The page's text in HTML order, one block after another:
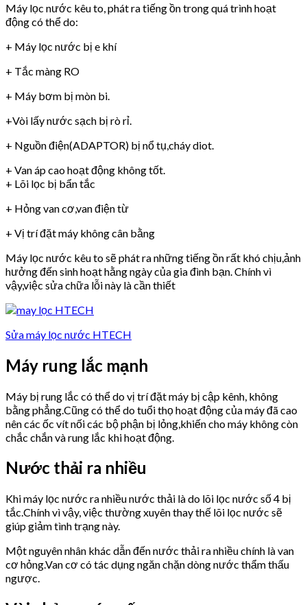
Máy lọc nước kêu to, phát ra tiếng ồn trong quá trình hoạt
động có thể do:
+ Máy lọc nước bị e khí
+ Tắc màng RO
+ Máy bơm bị mòn bi.
+Vòi lấy nước sạch bị rò rỉ.
+ Nguồn điện(ADAPTOR) bị nổ tụ,cháy diot.
+ Van áp cao hoạt động không tốt.
+ Lõi lọc bị bẩn tắc
+ Hỏng van cơ,van điện từ
+ Vị trí đặt máy không cân bằng
Máy lọc nước kêu to sẽ phát ra những tiếng ồn rất khó chịu,ảnh
hưởng đến sinh hoạt hằng ngày của gia đình bạn. Chính vì
vậy,việc sửa chữa lỗi này là cần thiết
Sửa máy lọc nước HTECH
Máy rung lắc mạnh
Máy bị rung lắc có thể do vị trí đặt máy bị cập kênh, không
bằng phẳng.Cũng có thể do tuổi thọ hoạt động của máy đã cao
nên các ốc vít nối các bộ phận bị lỏng,khiến cho máy không còn
chắc chắn và rung lắc khi hoạt động.
Nước thải ra nhiều
Khi máy lọc nước ra nhiều nước thải là do lõi lọc nước số 4 bị
tắc.Chính vì vậy, việc thường xuyên thay thế lõi lọc nước sẽ
giúp giảm tình trạng này.
Một nguyên nhân khác dẫn đến nước thải ra nhiều chính là van
cơ hỏng.Van cơ có tác dụng ngăn chặn dòng nước thẩm thấu
ngược.